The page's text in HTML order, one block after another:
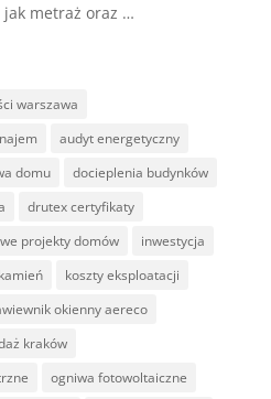
metraż oraz …
warszawa
audyt energetyczny
domu
docieplenia budynków
drutex certyfikaty
projekty domów
inwestycja
kamień
koszty eksploatacji
okienny aereco
kraków
ogniwa fotowoltaiczne